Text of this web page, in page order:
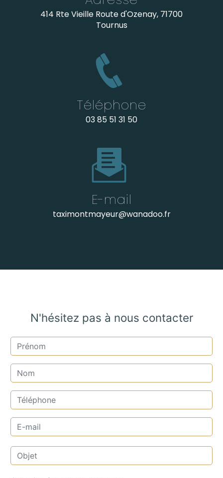
414 Rte Vieille Route d'Ozenay, 71700
Tournus
Téléphone
03 85 51 31 50
E-mail
taximontmayeur@wanadoo.fr
N'hésitez pas à nous contacter